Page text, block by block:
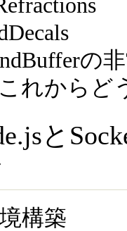
の
れからど
と
構築